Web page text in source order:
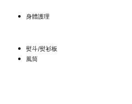
身體護理
熨斗/熨衫板
風筒